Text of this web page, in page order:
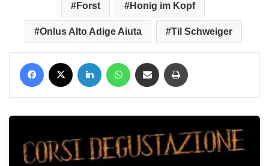
Forst Honig im Kopf
Onlus Alto Adige Aiuta Til Schweiger
Facebook LinkedIn WhatsApp Condividi via mail